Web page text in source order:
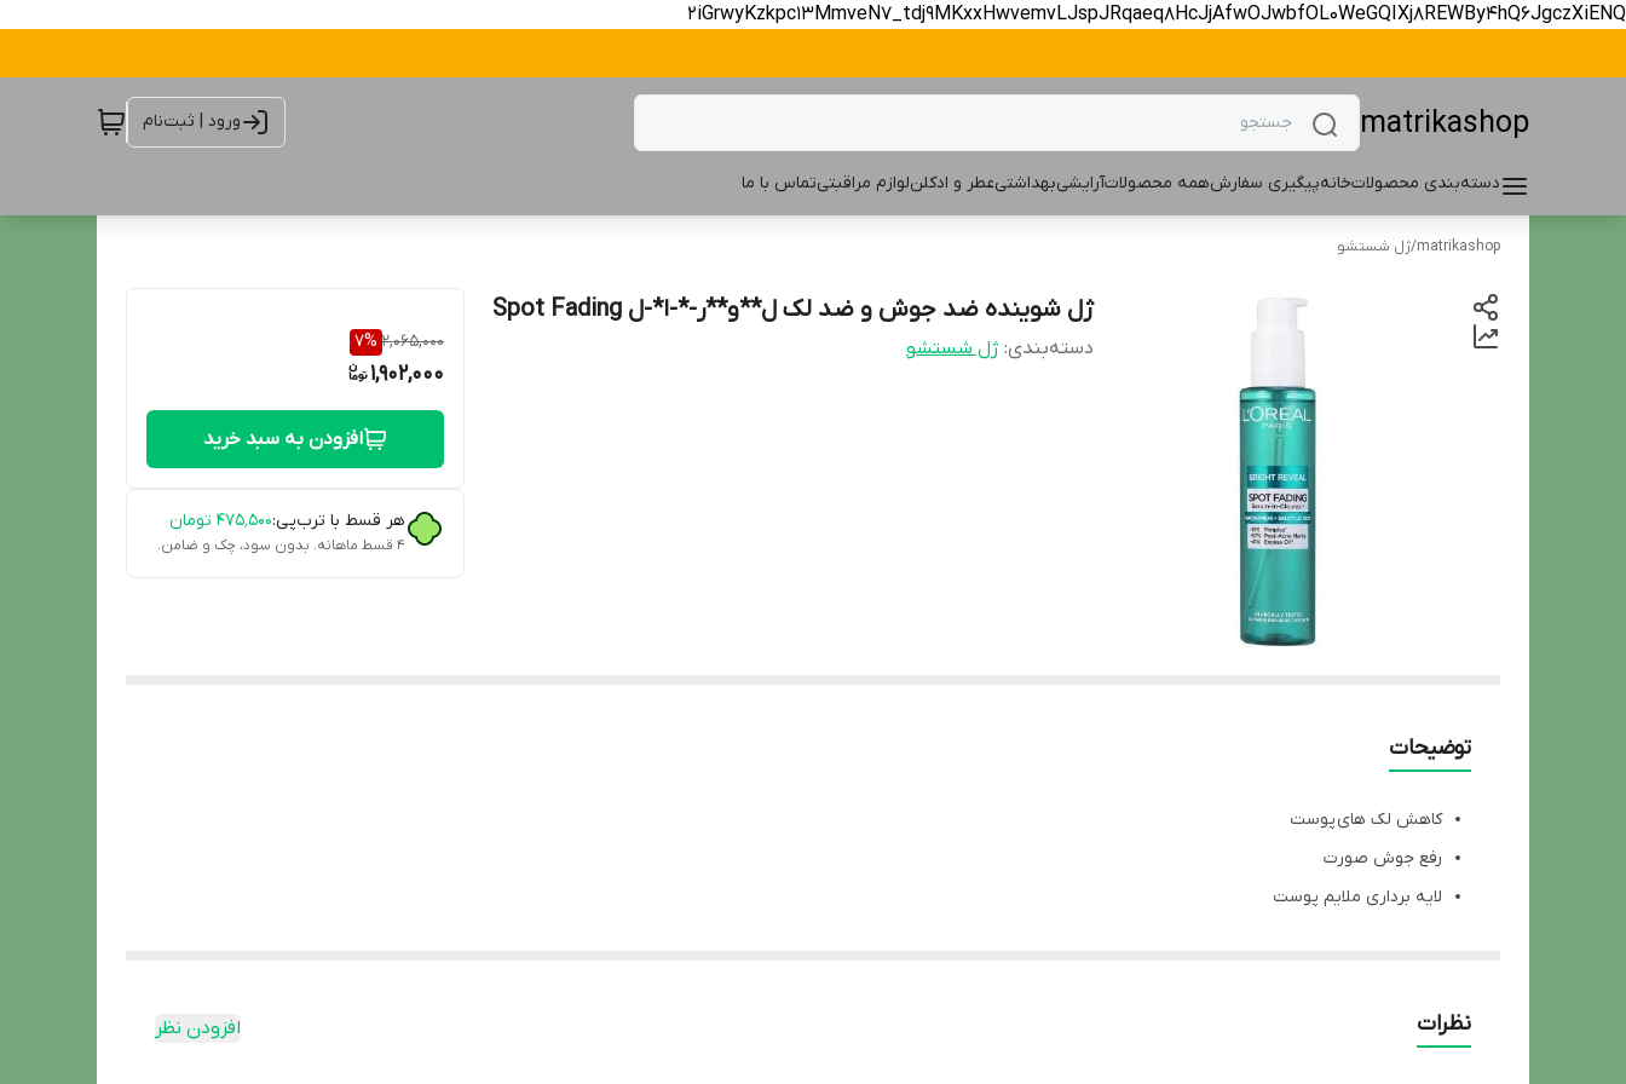
2iGrwyKzkpc13MmveN7_tdj9MKxxHwvemvLJspJRqaeq8HcJjAfwOJwbfOL0WeGQIXj8REWBy4hQ6JgczXiENQ
matrikashop ورود | ثبت‌نام
دسته‌بندی محصولاتخانهپیگیری سفارشهمه محصولاتآرایشیبهداشتیعطر و ادکلنلوازم مراقبتیتماس با ما
matrikashop
/ژل شستشو
ژل شوینده ضد جوش و ضد لک ل**و**ر-*-ا*-ل Spot Fading
دسته‌بندی: ژل شستشو 2,065,000
7%
1,902,000
افزودن به سبد خرید
هر قسط با ترب‌پی:۴۷۵٬۵۰۰ تومان
۴ قسط ماهانه. بدون سود، چک و ضامن.
توضیحات
کاهش لک های پوست
رفع جوش صورت
لایه برداری ملایم پوست
محو جای لک و کاهش قرمزی
دارای خاصیت آنتی باکتریال
نظرات افزودن نظر